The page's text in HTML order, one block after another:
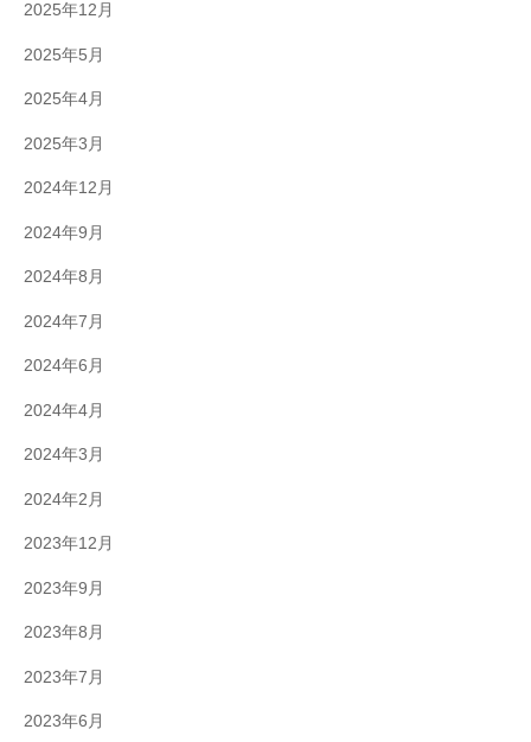
2025年12月
2025年5月
2025年4月
2025年3月
2024年12月
2024年9月
2024年8月
2024年7月
2024年6月
2024年4月
2024年3月
2024年2月
2023年12月
2023年9月
2023年8月
2023年7月
2023年6月